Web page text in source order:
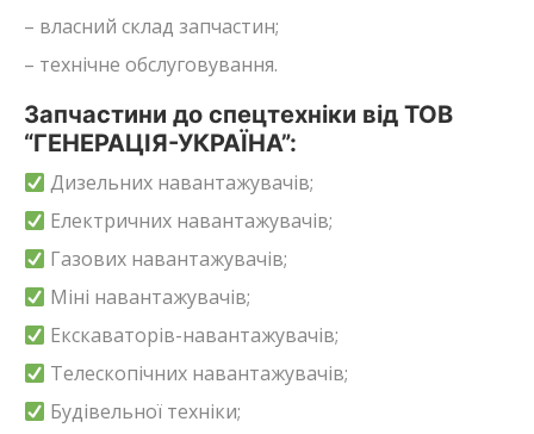
– власний склад запчастин;
– технічне обслуговування.
Запчастини до спецтехніки від ТОВ
“ГЕНЕРАЦІЯ-УКРАЇНА”:
Дизельних навантажувачів;
Електричних навантажувачів;
Газових навантажувачів;
Міні навантажувачів;
Екскаваторів-навантажувачів;
Телескопічних навантажувачів;
Будівельної техніки;